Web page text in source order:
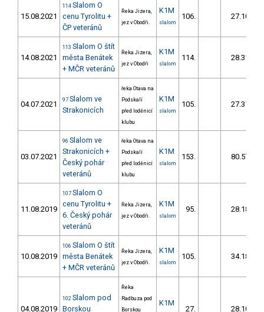
15.08.2021
114 Slalom O
cenu Tyrolitu +
ČP veteránů
Řeka Jizera,
jez v Obodři.
K1M
slalom
106. 27.10
14.08.2021
113 Slalom O štít
města Benátek
+ MČR veteránů
Řeka Jizera,
jez v Obodři
K1M
slalom
114. 28.31
04.07.2021 97 Slalom ve
Strakonicích
řeka Otava na
Podskalí
před loděnicí
klubu
K1M
slalom
105. 27.31
03.07.2021
96 Slalom ve
Strakonicích +
Český pohár
veteránů
řeka Otava na
Podskalí
před loděnicí
klubu
K1M
slalom
153. 80.57
11.08.2019
107 Slalom O
cenu Tyrolitu +
6. Český pohár
veteránů
Řeka Jizera,
jez v Obodři.
K1M
slalom
95. 28.18
10.08.2019
106 Slalom O štít
města Benátek
+ MČR veteránů
Řeka Jizera,
jez v Obodři.
K1M
slalom
105. 34.18
04.08.2019
102 Slalom pod
Borskou
Řeka
Radbuza pod
Borskou
K1M
27. 28.10